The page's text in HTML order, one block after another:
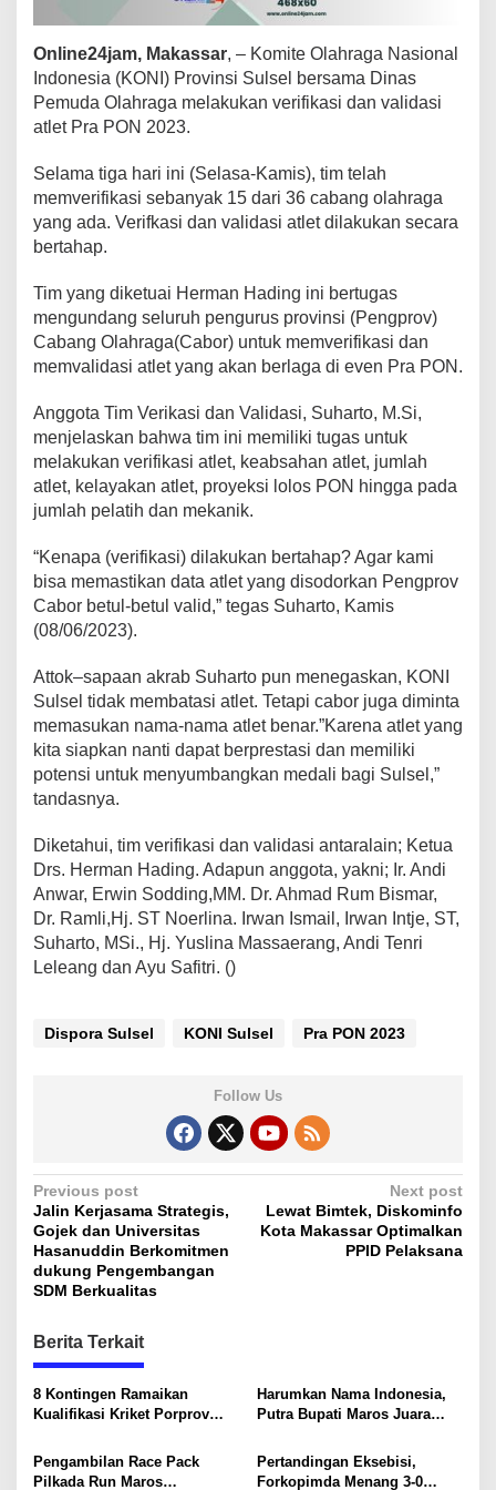
t
l
t
P
a
P
N
2
3
Online24jam, Makassar, – Komite Olahraga Nasional
Indonesia (KONI) Provinsi Sulsel bersama Dinas
Pemuda Olahraga melakukan verifikasi dan validasi
atlet Pra PON 2023.
Selama tiga hari ini (Selasa-Kamis), tim telah
memverifikasi sebanyak 15 dari 36 cabang olahraga
yang ada. Verifkasi dan validasi atlet dilakukan secara
bertahap.
Tim yang diketuai Herman Hading ini bertugas
mengundang seluruh pengurus provinsi (Pengprov)
Cabang Olahraga(Cabor) untuk memverifikasi dan
memvalidasi atlet yang akan berlaga di even Pra PON.
Anggota Tim Verikasi dan Validasi, Suharto, M.Si,
menjelaskan bahwa tim ini memiliki tugas untuk
melakukan verifikasi atlet, keabsahan atlet, jumlah
atlet, kelayakan atlet, proyeksi lolos PON hingga pada
jumlah pelatih dan mekanik.
“Kenapa (verifikasi) dilakukan bertahap? Agar kami
bisa memastikan data atlet yang disodorkan Pengprov
Cabor betul-betul valid,” tegas Suharto, Kamis
(08/06/2023).
Attok–sapaan akrab Suharto pun menegaskan, KONI
Sulsel tidak membatasi atlet. Tetapi cabor juga diminta
memasukan nama-nama atlet benar.”Karena atlet yang
kita siapkan nanti dapat berprestasi dan memiliki
potensi untuk menyumbangkan medali bagi Sulsel,”
tandasnya.
Diketahui, tim verifikasi dan validasi antaralain; Ketua
Drs. Herman Hading. Adapun anggota, yakni; Ir. Andi
Anwar, Erwin Sodding,MM. Dr. Ahmad Rum Bismar,
Dr. Ramli,Hj. ST Noerlina. Irwan Ismail, Irwan Intje, ST,
Suharto, MSi., Hj. Yuslina Massaerang, Andi Tenri
Leleang dan Ayu Safitri. ()
Dispora Sulsel KONI Sulsel Pra PON 2023
Follow Us
P
o
s
t
a
v
i
a
Previous post
Jalin Kerjasama Strategis,
Gojek dan Universitas
Hasanuddin Berkomitmen
dukung Pengembangan
SDM Berkualitas
Next post
Lewat Bimtek, Diskominfo
Kota Makassar Optimalkan
PPID Pelaksana
Berita Terkait
8 Kontingen Ramaikan
Kualifikasi Kriket Porprov
Harumkan Nama Indonesia,
Putra Bupati Maros Juara
Pengambilan Race Pack
Pilkada Run Maros
Pertandingan Eksebisi,
Forkopimda Menang 3-0